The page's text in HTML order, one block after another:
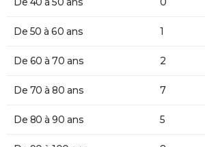
De 50 à 60 ans 1
De 60 à 70 ans 2
De 70 à 80 ans 7
De 80 à 90 ans 5